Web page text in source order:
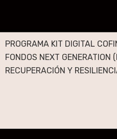
PROGRAMA KIT DIGITAL
FONDOS NEXT GENERATION
RECUPERACIÓN Y